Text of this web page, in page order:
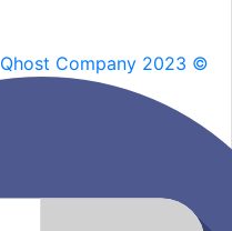
Qhost Company 2023 ©